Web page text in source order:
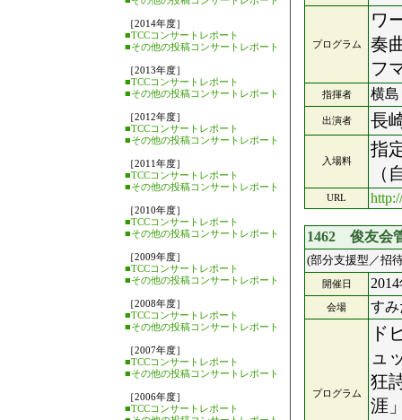
［2014年度］
■TCCコンサートレポート
■その他の投稿コンサートレポート
［2013年度］
■TCCコンサートレポート
■その他の投稿コンサートレポート
［2012年度］
■TCCコンサートレポート
■その他の投稿コンサートレポート
［2011年度］
■TCCコンサートレポート
■その他の投稿コンサートレポート
［2010年度］
■TCCコンサートレポート
■その他の投稿コンサートレポート
［2009年度］
■TCCコンサートレポート
■その他の投稿コンサートレポート
［2008年度］
■TCCコンサートレポート
■その他の投稿コンサートレポート
［2007年度］
■TCCコンサートレポート
■その他の投稿コンサートレポート
［2006年度］
■TCCコンサートレポート
プログラム
ワ
奏
フ
指揮者 横
出演者 長
入場料
指
（
URL
1462 俊友会
(部分支援型／招
開催日
会場 す
プログラム
ド
ュ
狂
涯